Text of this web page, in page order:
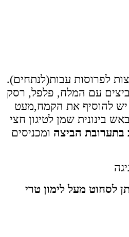
לפרוסות עבות(לנתחים).
עם המלח, פלפל, רסק
יש להוסיף את הקמח,מעט
בינונית שמן לטיגון חצי
הביצה ומכניסים